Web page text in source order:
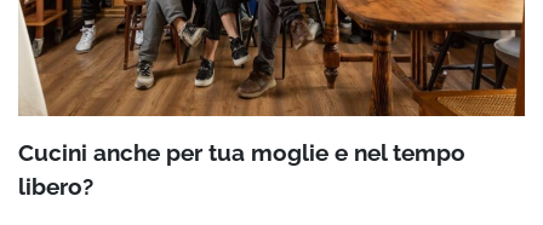
Cucini anche per tua moglie e nel tempo
libero?